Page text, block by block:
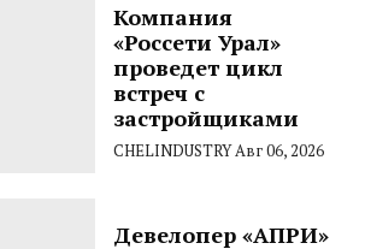
Компания
«Россети Урал»
проведет цикл
встреч с
застройщиками
CHELINDUSTRYАвг 06, 2026
Девелопер «АПРИ»